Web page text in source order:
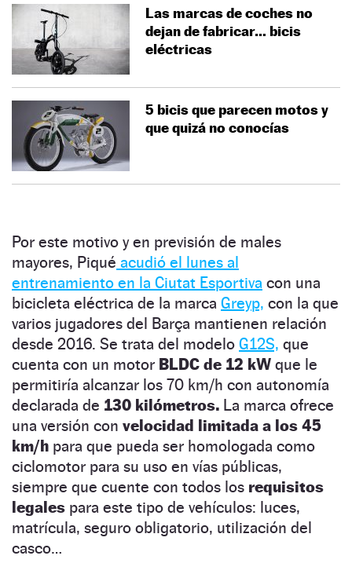
Las marcas de coches no
dejan de fabricar… bicis
eléctricas
5 bicis que parecen motos y
que quizá no conocías
Por este motivo y en previsión de males
mayores, Piqué acudió el lunes al
entrenamiento en la Ciutat Esportiva con una
bicicleta eléctrica de la marca Greyp, con la que
varios jugadores del Barça mantienen relación
desde 2016. Se trata del modelo G12S, que
cuenta con un motor BLDC de 12 kW que le
permitiría alcanzar los 70 km/h con autonomía
declarada de 130 kilómetros. La marca ofrece
una versión con velocidad limitada a los 45
km/h para que pueda ser homologada como
ciclomotor para su uso en vías públicas,
siempre que cuente con todos los requisitos
legales para este tipo de vehículos: luces,
matrícula, seguro obligatorio, utilización del
casco…